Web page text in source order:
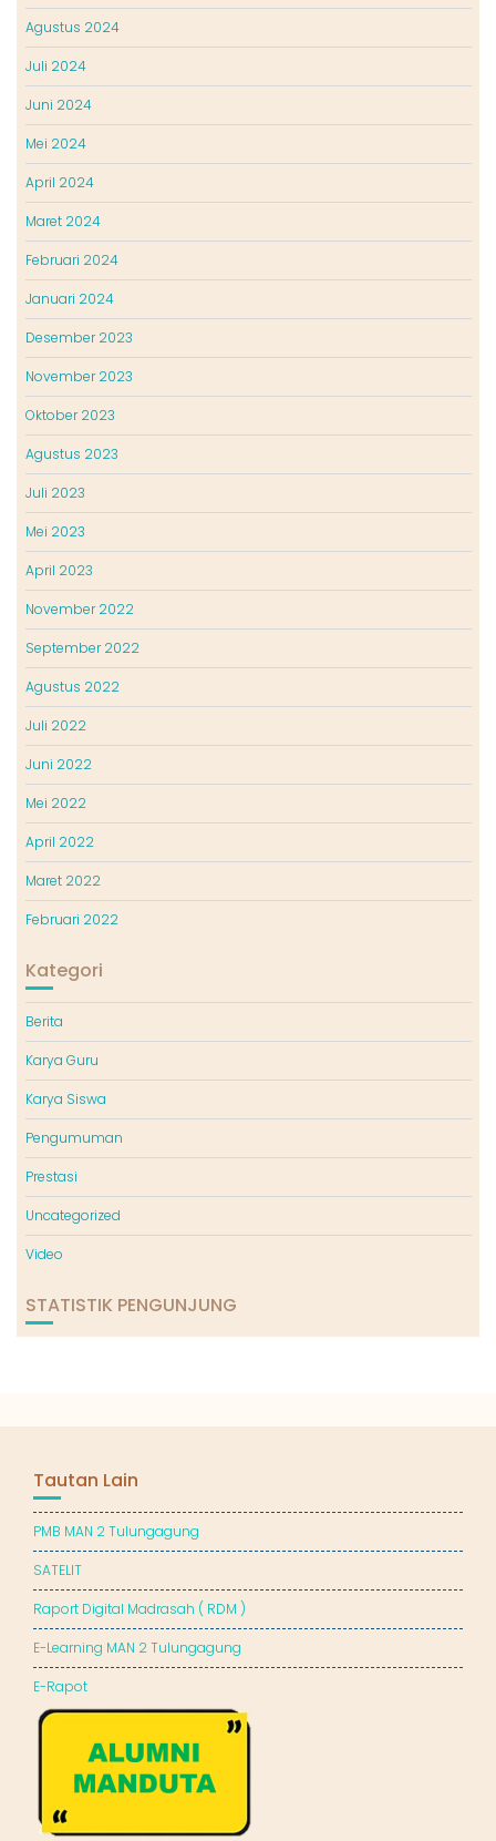
Agustus 2024
Juli 2024
Juni 2024
Mei 2024
April 2024
Maret 2024
Februari 2024
Januari 2024
Desember 2023
November 2023
Oktober 2023
Agustus 2023
Juli 2023
Mei 2023
April 2023
November 2022
September 2022
Agustus 2022
Juli 2022
Juni 2022
Mei 2022
April 2022
Maret 2022
Februari 2022
Kategori
Berita
Karya Guru
Karya Siswa
Pengumuman
Prestasi
Uncategorized
Video
STATISTIK PENGUNJUNG
Tautan Lain
PMB MAN 2 Tulungagung
SATELIT
Raport Digital Madrasah ( RDM )
E-Learning MAN 2 Tulungagung
E-Rapot